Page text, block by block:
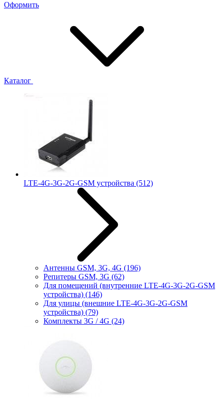
Оформить
Каталог
LTE-4G-3G-2G-GSM устройства (512)
Антенны GSM, 3G, 4G (196)
Репитеры GSM, 3G (62)
Для помещений (внутренние LTE-4G-3G-2G-GSM
устройства) (146)
Для улицы (внешние LTE-4G-3G-2G-GSM
устройства) (79)
Комплекты 3G / 4G (24)